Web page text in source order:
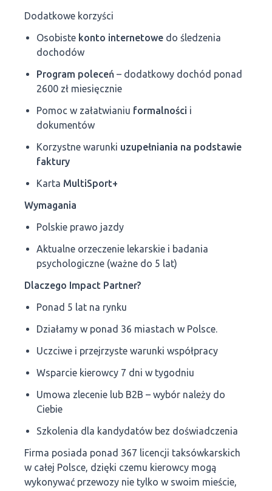
Dodatkowe korzyści
Osobiste konto internetowe do śledzenia
dochodów
Program poleceń – dodatkowy dochód ponad
2600 zł miesięcznie
Pomoc w załatwianiu formalności i
dokumentów
Korzystne warunki uzupełniania na podstawie
faktury
Karta MultiSport+
Wymagania
Polskie prawo jazdy
Aktualne orzeczenie lekarskie i badania
psychologiczne (ważne do 5 lat)
Dlaczego Impact Partner?
Ponad 5 lat na rynku
Działamy w ponad 36 miastach w Polsce.
Uczciwe i przejrzyste warunki współpracy
Wsparcie kierowcy 7 dni w tygodniu
Umowa zlecenie lub B2B – wybór należy do
Ciebie
Szkolenia dla kandydatów bez doświadczenia
Firma posiada ponad 367 licencji taksówkarskich
w całej Polsce, dzięki czemu kierowcy mogą
wykonywać przewozy nie tylko w swoim mieście,